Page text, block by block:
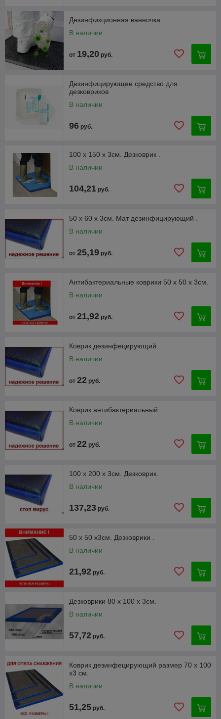
Дезинфикционная ванночка
В наличии
от 19,20 руб.
Дезинфицирующее средство для
дезковриков
В наличии
96 руб.
100 х 150 х 3см. Дезковрик .
В наличии
104,21 руб.
50 х 60 х 3см. Мат дезинфицирующий .
В наличии
от 25,19 руб.
Антибактериальные коврики 50 х 50 х 3см.
В наличии
от 21,92 руб.
Коврик дезинфецирующий.
В наличии
от 22 руб.
Коврик антибактериальный .
В наличии
от 22 руб.
100 х 200 х 3см. Дезковрик.
В наличии
137,23 руб.
50 х 50 х3см. Дезковрики .
В наличии
21,92 руб.
Дезковрики 80 х 100 х 3см.
В наличии
57,72 руб.
Коврик дезинфецирующий размер 70 х 100
х3 см.
В наличии
51,25 руб.